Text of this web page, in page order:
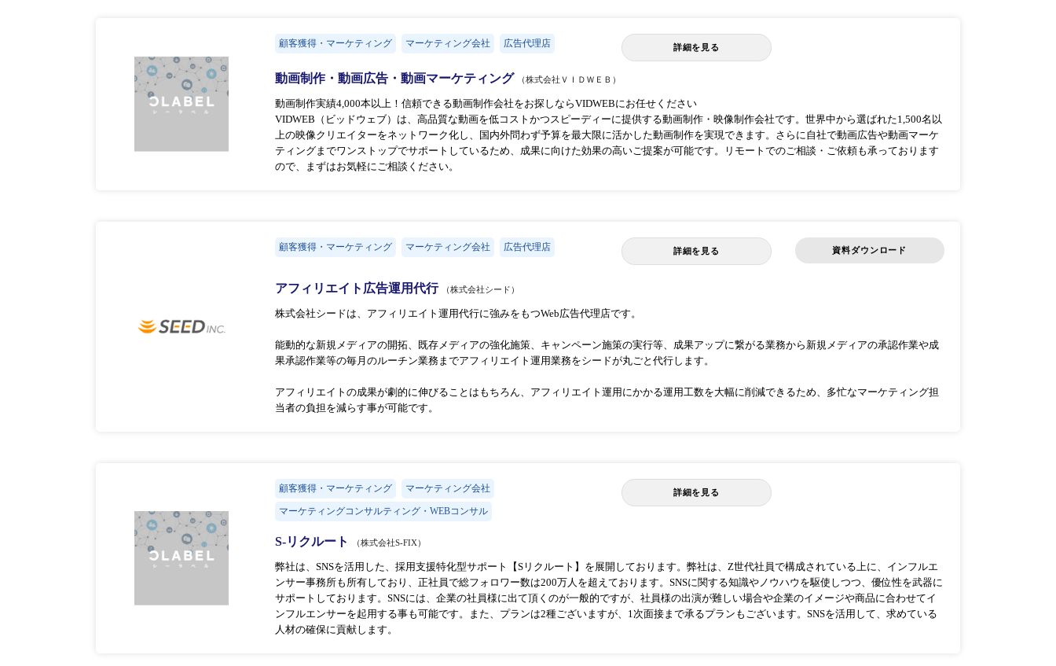
顧客獲得・マーケティング マーケティング会社 広告代理店 詳細を見る
動画制作・動画広告・動画マーケティング （株式会社ＶＩＤＷＥＢ）
動画制作実績4,000本以上！信頼できる動画制作会社をお探しならVIDWEBにお任せください
VIDWEB（ビッドウェブ）は、高品質な動画を低コストかつスピーディーに提供する動画制作・映像制作会社です。世界中から選ばれた1,500名以
上の映像クリエイターをネットワーク化し、国内外問わず予算を最大限に活かした動画制作を実現できます。さらに自社で動画広告や動画マーケ
ティングまでワンストップでサポートしているため、成果に向けた効果の高いご提案が可能です。リモートでのご相談・ご依頼も承っております
ので、まずはお気軽にご相談ください。
顧客獲得・マーケティング マーケティング会社 広告代理店 詳細を見る 資料ダウンロード
アフィリエイト広告運用代行 （株式会社シード）
株式会社シードは、アフィリエイト運用代行に強みをもつWeb広告代理店です。
能動的な新規メディアの開拓、既存メディアの強化施策、キャンペーン施策の実行等、成果アップに繋がる業務から新規メディアの承認作業や成
果承認作業等の毎月のルーチン業務までアフィリエイト運用業務をシードが丸ごと代行します。
アフィリエイトの成果が劇的に伸びることはもちろん、アフィリエイト運用にかかる運用工数を大幅に削減できるため、多忙なマーケティング担
当者の負担を減らす事が可能です。
顧客獲得・マーケティング マーケティング会社
マーケティングコンサルティング・WEBコンサル
詳細を見る
S-リクルート （株式会社S-FIX）
弊社は、SNSを活用した、採用支援特化型サポート【Sリクルート】を展開しております。弊社は、Z世代社員で構成されている上に、インフルエ
ンサー事務所も所有しており、正社員で総フォロワー数は200万人を超えております。SNSに関する知識やノウハウを駆使しつつ、優位性を武器に
サポートしております。SNSには、企業の社員様に出て頂くのが一般的ですが、社員様の出演が難しい場合や企業のイメージや商品に合わせてイ
ンフルエンサーを起用する事も可能です。また、プランは2種ございますが、1次面接まで承るプランもございます。SNSを活用して、求めている
人材の確保に貢献します。